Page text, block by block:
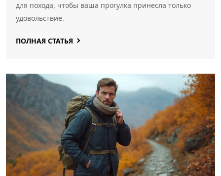
для похода, чтобы ваша прогулка принесла только
удовольствие.
ПОЛНАЯ СТАТЬЯ